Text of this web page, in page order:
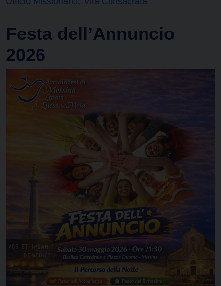
Festa dell’Annuncio
2026